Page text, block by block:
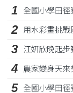
1 全國小學田
2 用水彩畫挑
3 江姸欣晚起
4 農家變身天
5 全國小學田